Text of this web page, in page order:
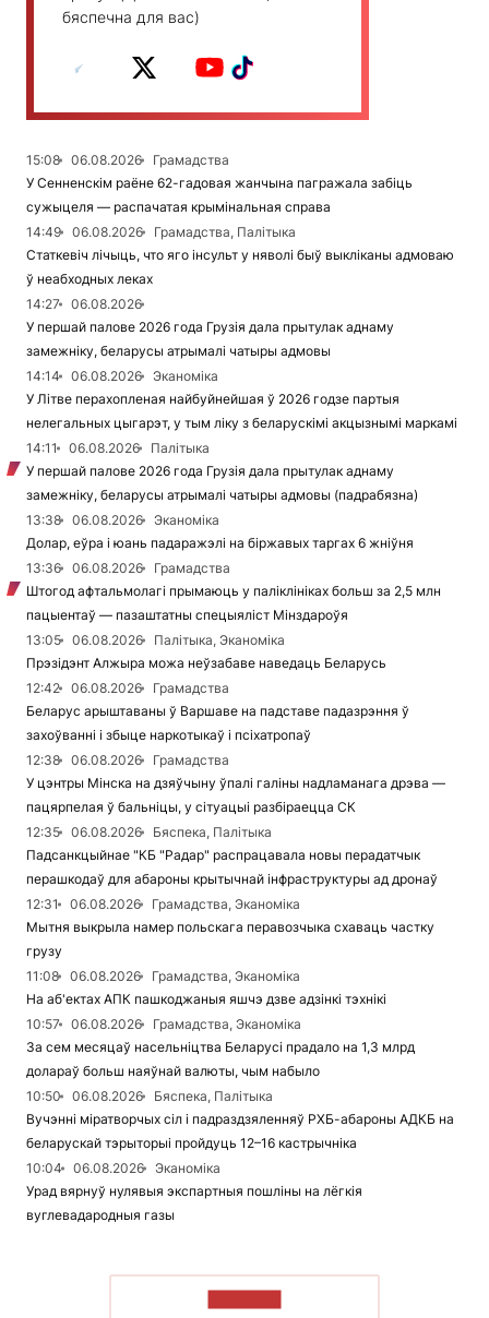
бяспечна для вас)
15:08 06.08.2026
Грамадства
У Сенненскім раёне 62-гадовая жанчына пагражала забіць
сужыцеля — распачатая крымінальная справа
14:49
06.08.2026
Грамадства, Палітыка
Статкевіч лічыць, что яго інсульт у няволі быў выкліканы адмоваю
ў неабходных леках
14:27
06.08.2026
У першай палове 2026 года Грузія дала прытулак аднаму
замежніку, беларусы атрымалі чатыры адмовы
14:14
06.08.2026
Эканоміка
У Літве перахопленая найбуйнейшая ў 2026 годзе партыя
нелегальных цыгарэт, у тым ліку з беларускімі акцызнымі маркамі
14:11
06.08.2026
Палітыка
У першай палове 2026 года Грузія дала прытулак аднаму
замежніку, беларусы атрымалі чатыры адмовы (падрабязна)
13:38
06.08.2026
Эканоміка
Долар, еўра і юань падаражэлі на біржавых таргах 6 жніўня
13:36
06.08.2026
Грамадства
Штогод афтальмолагі прымаюць у паліклініках больш за 2,5 млн
пацыентаў — пазаштатны спецыяліст Мінздароўя
13:05
06.08.2026
Палітыка, Эканоміка
Прэзідэнт Алжыра можа неўзабаве наведаць Беларусь
12:42
06.08.2026
Грамадства
Беларус арыштаваны ў Варшаве на падставе падазрэння ў
захоўванні і збыце наркотыкаў і псіхатропаў
12:38
06.08.2026
Грамадства
У цэнтры Мінска на дзяўчыну ўпалі галіны надламанага дрэва —
пацярпелая ў бальніцы, у сітуацыі разбіраецца СК
12:35
06.08.2026
Бяспека, Палітыка
Падсанкцыйнае "КБ "Радар" распрацавала новы перадатчык
перашкодаў для абароны крытычнай інфраструктуры ад дронаў
12:31
06.08.2026
Грамадства, Эканоміка
Мытня выкрыла намер польскага перавозчыка схаваць частку
грузу
11:08
06.08.2026
Грамадства, Эканоміка
На аб'ектах АПК пашкоджаныя яшчэ дзве адзінкі тэхнікі
10:57
06.08.2026
Грамадства, Эканоміка
За сем месяцаў насельніцтва Беларусі прадало на 1,3 млрд
долараў больш наяўнай валюты, чым набыло
10:50
06.08.2026
Бяспека, Палітыка
Вучэнні міратворчых сіл і падраздзяленняў РХБ-абароны АДКБ на
беларускай тэрыторыі пройдуць 12–16 кастрычніка
10:04
06.08.2026
Эканоміка
Урад вярнуў нулявыя экспартныя пошліны на лёгкія
вуглевадародныя газы